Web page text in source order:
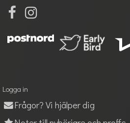
Logga in
Frågor? Vi hjälper dig